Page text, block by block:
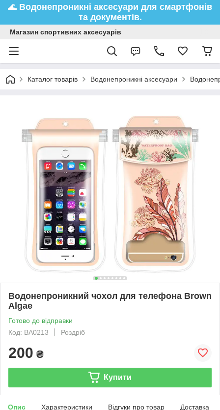
🌊 Водонепроникні аксесуари для смартфонів
та документів.
Магазин спортивних аксесуарів
Каталог товарів Водонепроникні аксесуари
Водонепроникний чохол для телефона Brown
Algae
Готово до відправки
Код: BA0213
Роздріб
200 ₴
Купити
Опис Характеристики Відгуки про товар Доставка